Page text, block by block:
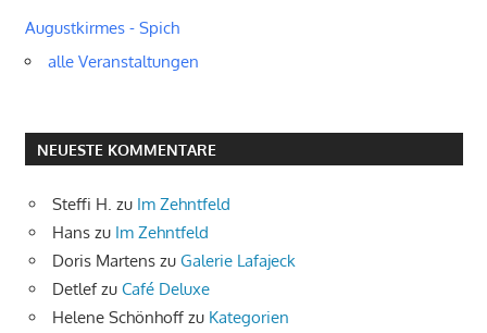
Augustkirmes - Spich
alle Veranstaltungen
NEUESTE KOMMENTARE
Steffi H. zu Im Zehntfeld
Hans zu Im Zehntfeld
Doris Martens zu Galerie Lafajeck
Detlefzu Café Deluxe
Helene Schönhoff zu Kategorien